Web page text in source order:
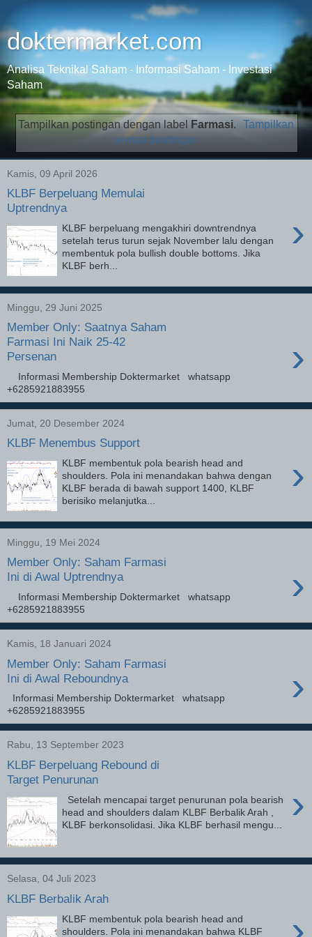
doktermarket.com
Analisa Teknikal Saham - Informasi Saham - Investasi
Saham
Tampilkan postingan dengan label Farmasi.
Tampilkan
semua postingan
Kamis, 09 April 2026
KLBF Berpeluang Memulai
Uptrendnya
›
KLBF berpeluang mengakhiri downtrendnya
setelah terus turun sejak November lalu dengan
membentuk pola bullish double bottoms. Jika
KLBF berh...
Minggu, 29 Juni 2025
Member Only: Saatnya Saham
Farmasi Ini Naik 25-42
Persenan
›
Informasi Membership Doktermarket whatsapp
+6285921883955
Jumat, 20 Desember 2024
KLBF Menembus Support
›
KLBF membentuk pola bearish head and
shoulders. Pola ini menandakan bahwa dengan
KLBF berada di bawah support 1400, KLBF
berisiko melanjutka...
Minggu, 19 Mei 2024
Member Only: Saham Farmasi
Ini di Awal Uptrendnya
›
Informasi Membership Doktermarket whatsapp
+6285921883955
Kamis, 18 Januari 2024
Member Only: Saham Farmasi
Ini di Awal Reboundnya
›
Informasi Membership Doktermarket whatsapp
+6285921883955
Rabu, 13 September 2023
KLBF Berpeluang Rebound di
Target Penurunan
›
Setelah mencapai target penurunan pola bearish
head and shoulders dalam KLBF Berbalik Arah ,
KLBF berkonsolidasi. Jika KLBF berhasil mengu...
Selasa, 04 Juli 2023
KLBF Berbalik Arah
KLBF membentuk pola bearish head and
shoulders. Pola ini menandakan bahwa KLBF